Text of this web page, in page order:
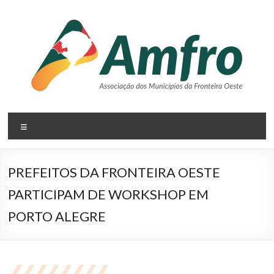
AMFRO
–
Associação
dos
Municípios
Fronteira
PREFEITOS DA FRONTEIRA OESTE
PARTICIPAM DE WORKSHOP EM
PORTO ALEGRE